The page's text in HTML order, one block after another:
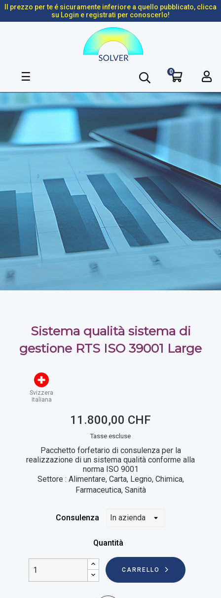
Il prezzo per te é sicuramente inferiore a quello pubblicato, clicca
su Login e registrati per conoscerlo!
navigazione
☰ 0
Sistema qualità sistema di
gestione RTS ISO 39001 Large
Svizzera
italiana
11.800,00 CHF
Tasse escluse
Pacchetto forfetario di consulenza per la
realizzazione di un sistema qualità conforme alla
norma ISO 9001
Settore : Alimentare, Carta, Legno, Chimica,
Farmaceutica, Sanità
Consulenza
Quantità
CARRELLO